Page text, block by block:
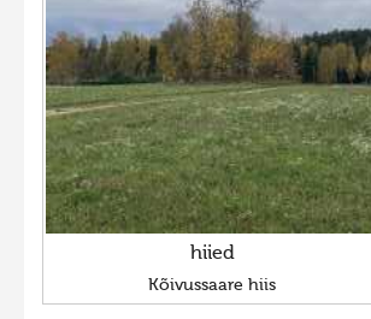
hiied
Kõivussaare hiis